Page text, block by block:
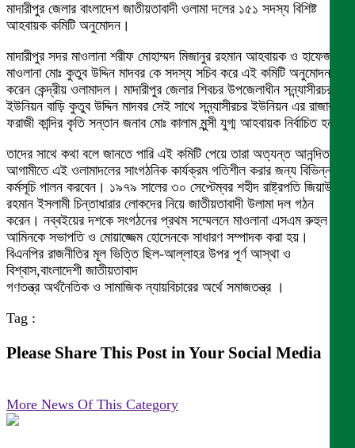
মাদারীপুর জেলার বাংলাদেশ জাতীয়তাবাদী ওলামা দলের ১৫১ সদস্য বিশিষ্ট
আহবায়ক কমিটি অনুমোদন।
মাদারীপুর সদর মাওলানা শরীফ মোহাম্মদ মিজানুর রহমান আহবায়ক ও হাফেজ
মাওলানা মোঃ কুতুব উদ্দিন মাদবর কে সদস্য সচিব করে এই কমিটি অনুমোদন
করেন কেন্দ্রীয় ওলামাদল। মাদারীপুর জেলার শিবচর উপজেলাধীন সন্ন্যাসীরচর
ইউনিয়ন বাড়ি কুতুব উদ্দিন মাদবর সেই সাথে সন্ন্যাসীরচর ইউনিয়ন এর রাজার চর
ফরাজী কান্দির কৃতি সন্তান জনাব মোঃ কালাম মুন্সী যুগ্ম আহবায়ক নির্বাচিত হন।
তাদের সাথে কথা বলে জানতে পারি এই কমিটি পেয়ে তারা অত্যন্ত আনন্দিত ।
আগামীতে এই ওলামাদলের সাংগঠনিক কার্যক্রম গতিশীল করার জন্য বিভিন্ন
কর্মসূচি পালন করবেন। ১৯৭৯ সালের ৩০ সেপ্টেম্বর শহীদ রাষ্ট্রপতি জিয়াউর
রহমান ইসলামী চিন্তাধারার লোকদের নিয়ে জাতীয়তাবাদী উলামা দল গঠন
করেন। নব্বইয়ের দশকে সংগঠনের প্রথম সম্মেলনে মাওলানা এসএম রুহুল
আমিনকে সভাপতি ও মোয়াজ্জেম হোসেনকে সাধারণ সম্পাদক করা হয়।
বিএনপির রাজনীতির মূল ভিত্তি ছিল-আল্লাহর উপর পূর্ণ আস্থা ও
বিশ্বাস,বাংলাদেশী জাতীয়তাবাদ
গণতন্ত্র অর্থনৈতিক ও সামাজিক ন্যায়বিচারের অর্থে সমাজতন্ত্র ।
Tag :
Please Share This Post in Your Social Media
More News Of This Category